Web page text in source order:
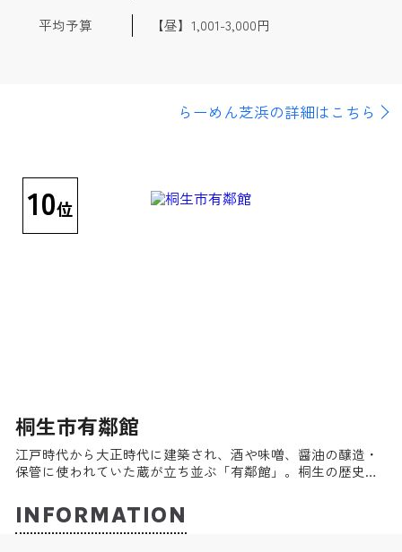
平均予算
【昼】1,001-3,000円
らーめん芝浜の詳細はこちら
10位
桐生市有鄰館
江戸時代から大正時代に建築され、酒や味噌、醤油の醸造・
保管に使われていた蔵が立ち並ぶ「有鄰館」。桐生の歴史と
INFORMATION